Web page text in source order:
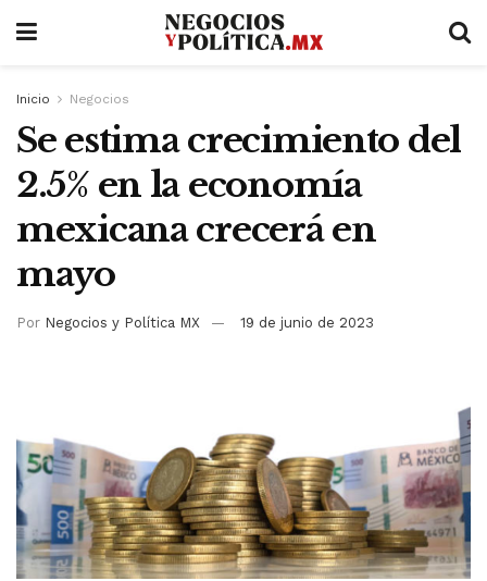
Inicio Negocios
Se estima crecimiento del
2.5% en la economía
mexicana crecerá en
mayo
Por Negocios y Política MX 19 de junio de 2023